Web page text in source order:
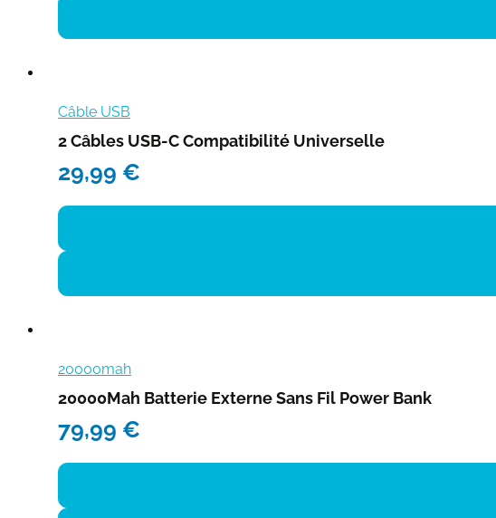
Câble USB
2 Câbles USB-C Compatibilité Universelle
29,99 €
20000mah
20000Mah Batterie Externe Sans Fil Power Bank
79,99 €